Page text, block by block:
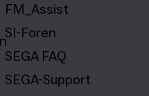
FM_Assist
SI-Foren
SEGA FAQ
SEGA-Support